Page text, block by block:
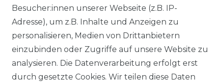
Casa Moda - Herren Polo-Shirt
unifarben in verschiedenen
Farben (993106500)
UVP 49,99 €
ab 47,99 € *
Besucher:innen unserer Webseite (z.B. IP-
Adresse), um z.B. Inhalte und Anzeigen zu
personalisieren, Medien von Drittanbietern
einzubinden oder Zugriffe auf unsere Website zu
analysieren. Die Datenverarbeitung erfolgt erst
durch gesetzte Cookies. Wir teilen diese Daten